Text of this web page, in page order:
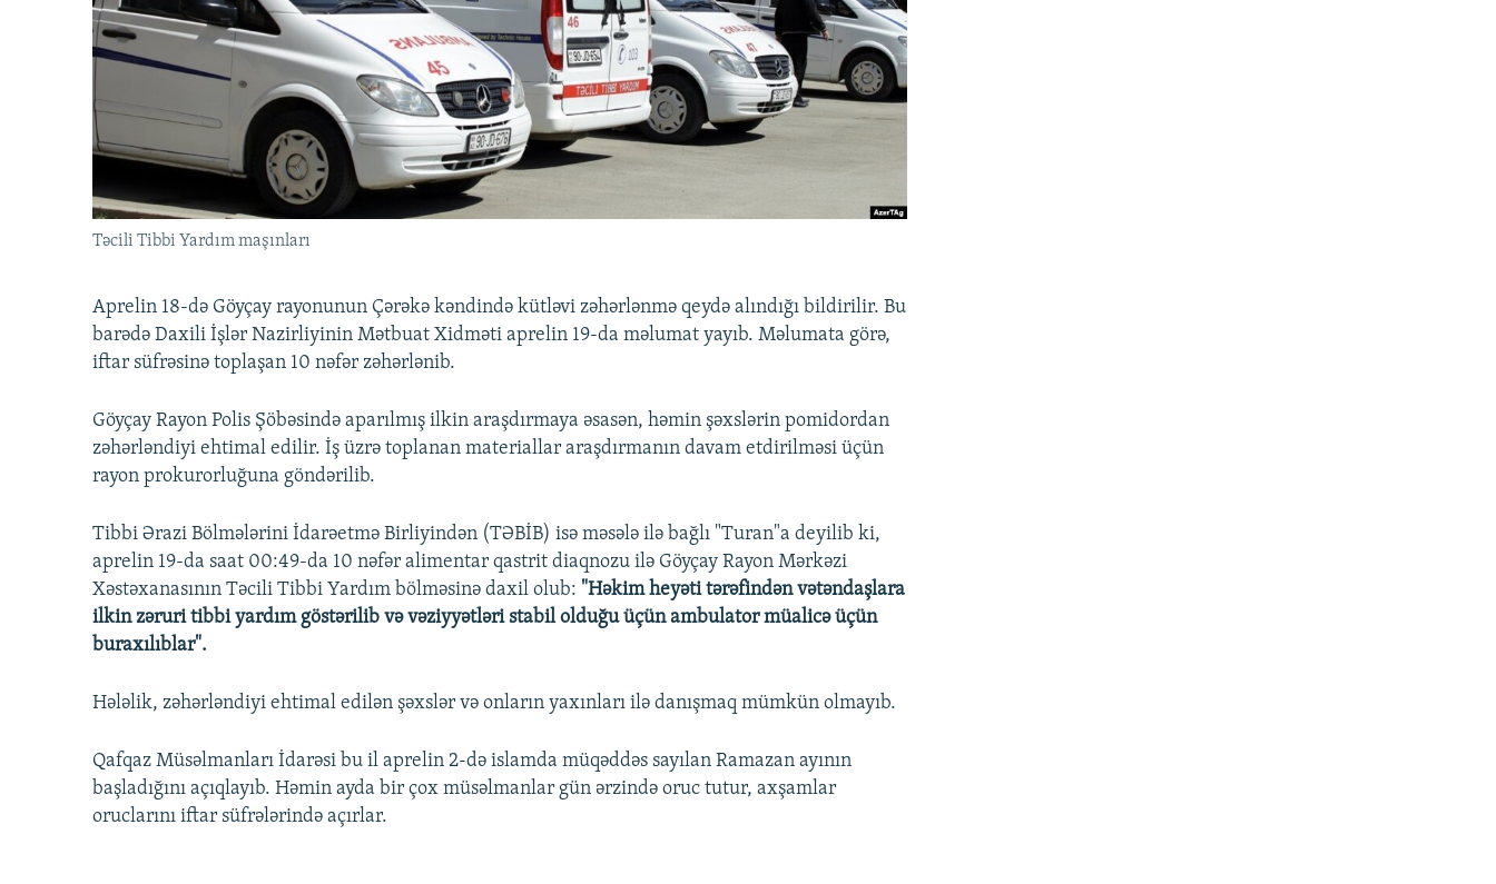
KARIKATURA
İSLAM VƏ DEMOKRATIYA
İZ - MƏDƏNIYYƏT PROQRAMI
PEŞƏ ETIKASI VƏ JURNALISTIKA
STANDARTLARIMIZ
MATERIALLARIMIZDAN ISTIFADƏ
AZADLIQRADIOSU MOBIL TELEFONUNUZDA
Təcili Tibbi Yardım maşınları
Aprelin 18-də Göyçay rayonunun Çərəkə kəndində kütləvi zəhərlənmə qeydə alındığı bildirilir. Bu
barədə Daxili İşlər Nazirliyinin Mətbuat Xidməti aprelin 19-da məlumat yayıb. Məlumata görə,
iftar süfrəsinə toplaşan 10 nəfər zəhərlənib.
Göyçay Rayon Polis Şöbəsində aparılmış ilkin araşdırmaya əsasən, həmin şəxslərin pomidordan
zəhərləndiyi ehtimal edilir. İş üzrə toplanan materiallar araşdırmanın davam etdirilməsi üçün
rayon prokurorluğuna göndərilib.
Tibbi Ərazi Bölmələrini İdarəetmə Birliyindən (TƏBİB) isə məsələ ilə bağlı "Turan"a deyilib ki,
aprelin 19-da saat 00:49-da 10 nəfər alimentar qastrit diaqnozu ilə Göyçay Rayon Mərkəzi
Xəstəxanasının Təcili Tibbi Yardım bölməsinə daxil olub: "Həkim heyəti tərəfindən vətəndaşlara
ilkin zəruri tibbi yardım göstərilib və vəziyyətləri stabil olduğu üçün ambulator müalicə üçün
buraxılıblar".
Hələlik, zəhərləndiyi ehtimal edilən şəxslər və onların yaxınları ilə danışmaq mümkün olmayıb.
Qafqaz Müsəlmanları İdarəsi bu il aprelin 2-də islamda müqəddəs sayılan Ramazan ayının
başladığını açıqlayıb. Həmin ayda bir çox müsəlmanlar gün ərzində oruc tutur, axşamlar
oruclarını iftar süfrələrində açırlar.